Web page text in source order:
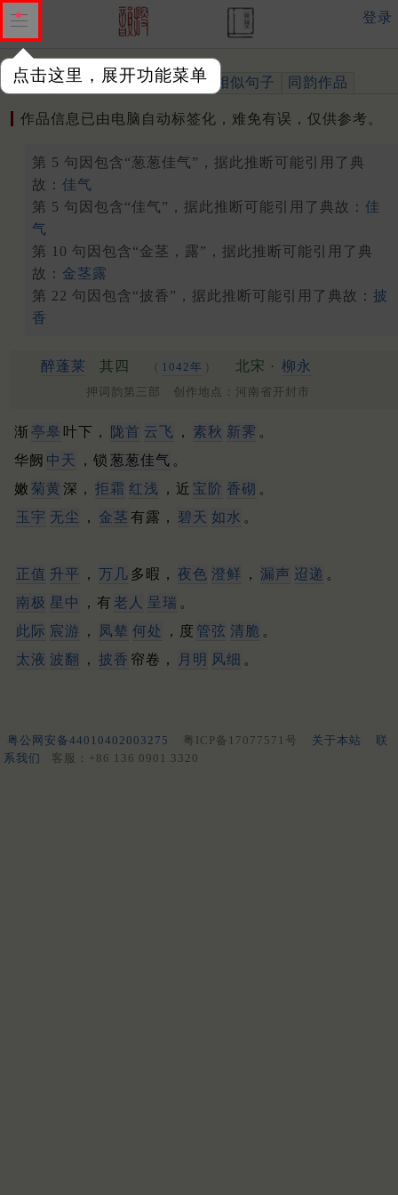
点击这里，展开功能菜单
登录
作品 标注四声 出处、引用 相似句子 同韵作品
作品信息已由电脑自动标签化，难免有误，仅供参考。
第 5 句因包含“葱葱佳气”，据此推断可能引用了典
故： 佳气
第 5 句因包含“佳气”，据此推断可能引用了典故： 佳
气
第 10 句因包含“金茎，露”，据此推断可能引用了典
故： 金茎露
第 22 句因包含“披香”，据此推断可能引用了典故： 披
香
醉蓬莱 其四 （ 1042年 ） 北宋 · 柳永
押词韵第三部 创作地点：河南省开封市
渐 亭皋 叶下， 陇首 云飞 ， 素秋 新霁 。
华阙 中天 ，锁 葱葱佳气 。
嫩 菊黄 深， 拒霜 红浅 ，近 宝阶 香砌 。
玉宇 无尘 ， 金茎 有露， 碧天 如水 。
正值 升平 ， 万几 多暇， 夜色 澄鲜 ， 漏声 迢递 。
南极 星中 ，有 老人 呈瑞 。
此际 宸游 ， 凤辇 何处 ，度 管弦 清脆 。
太液 波翻 ， 披香 帘卷， 月明 风细 。
粤公网安备44010402003275 粤ICP备17077571号 关于本站
联
系我们
客服：+86 136 0901 3320